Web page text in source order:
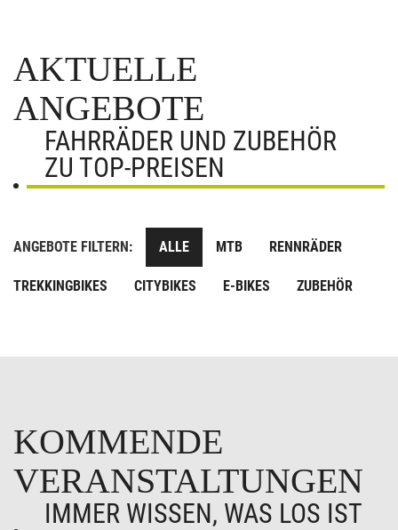
AKTUELLE
ANGEBOTE
FAHRRÄDER UND ZUBEHÖR
ZU TOP-PREISEN
ANGEBOTE FILTERN: ALLE MTB RENNRÄDER
TREKKINGBIKES CITYBIKES E-BIKES ZUBEHÖR
KOMMENDE
VERANSTALTUNGEN
IMMER WISSEN, WAS LOS IST